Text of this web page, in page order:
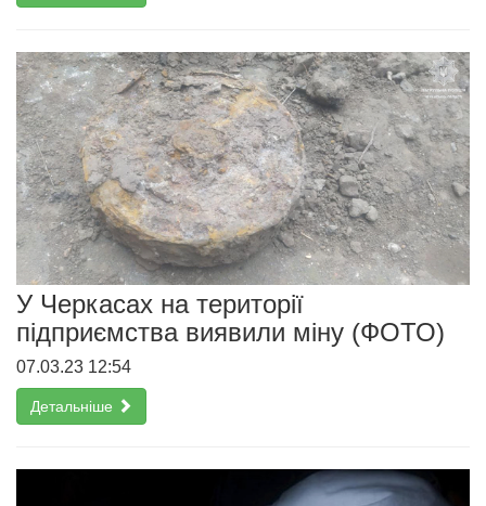
У Черкасах на території
підприємства виявили міну (ФОТО)
07.03.23 12:54
Детальніше